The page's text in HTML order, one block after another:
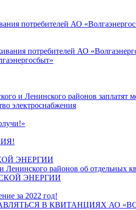
потребителей АО
потребителей АО
и Ленинского районов заплатят
электроснабжения
ЭНЕРГИИ
районов об отдельных
ЭНЕРГИИ
за 2022 год!
В КВИТАНЦИЯХ АО